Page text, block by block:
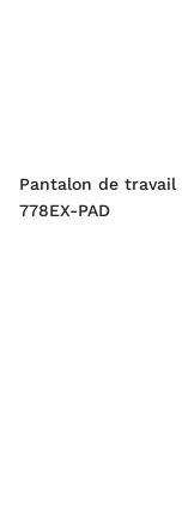
Pantalon de
778EX-PAD